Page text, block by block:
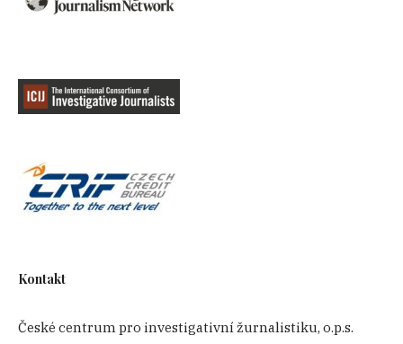
Kontakt
České centrum pro investigativní žurnalistiku, o.p.s.